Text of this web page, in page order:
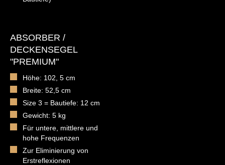
ABSORBER /
DECKENSEGEL
"PREMIUM"
Höhe: 102, 5 cm
Breite: 52,5 cm
Size 3 = Bautiefe: 12 cm
Gewicht: 5 kg
Für untere, mittlere und
hohe Frequenzen
Zur Eliminierung von
Erstreflexionen